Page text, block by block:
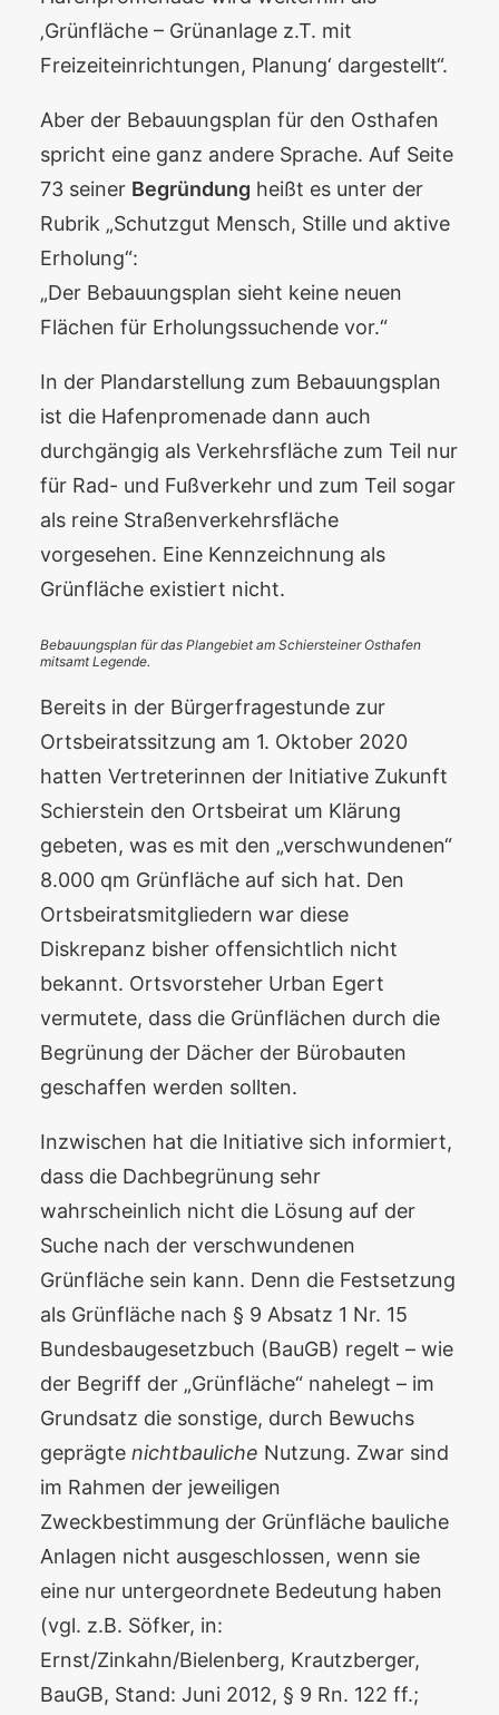
‚Grünfläche – Grünanlage z.T. mit
Freizeiteinrichtungen, Planung‘ dargestellt“.
Aber der Bebauungsplan für den Osthafen
spricht eine ganz andere Sprache. Auf Seite
73 seiner Begründung heißt es unter der
Rubrik „Schutzgut Mensch, Stille und aktive
Erholung“:
„Der Bebauungsplan sieht keine neuen
Flächen für Erholungssuchende vor.“
In der Plandarstellung zum Bebauungsplan
ist die Hafenpromenade dann auch
durchgängig als Verkehrsfläche zum Teil nur
für Rad- und Fußverkehr und zum Teil sogar
als reine Straßenverkehrsfläche
vorgesehen. Eine Kennzeichnung als
Grünfläche existiert nicht.
Bebauungsplan für das Plangebiet am Schiersteiner Osthafen
mitsamt Legende.
Bereits in der Bürgerfragestunde zur
Ortsbeiratssitzung am 1. Oktober 2020
hatten Vertreterinnen der Initiative Zukunft
Schierstein den Ortsbeirat um Klärung
gebeten, was es mit den „verschwundenen“
8.000 qm Grünfläche auf sich hat. Den
Ortsbeiratsmitgliedern war diese
Diskrepanz bisher offensichtlich nicht
bekannt. Ortsvorsteher Urban Egert
vermutete, dass die Grünflächen durch die
Begrünung der Dächer der Bürobauten
geschaffen werden sollten.
Inzwischen hat die Initiative sich informiert,
dass die Dachbegrünung sehr
wahrscheinlich nicht die Lösung auf der
Suche nach der verschwundenen
Grünfläche sein kann. Denn die Festsetzung
als Grünfläche nach § 9 Absatz 1 Nr. 15
Bundesbaugesetzbuch (BauGB) regelt – wie
der Begriff der „Grünfläche“ nahelegt – im
Grundsatz die sonstige, durch Bewuchs
geprägte nichtbauliche Nutzung. Zwar sind
im Rahmen der jeweiligen
Zweckbestimmung der Grünfläche bauliche
Anlagen nicht ausgeschlossen, wenn sie
eine nur untergeordnete Bedeutung haben
(vgl. z.B. Söfker, in:
Ernst/Zinkahn/Bielenberg, Krautzberger,
BauGB, Stand: Juni 2012, § 9 Rn. 122 ff.;